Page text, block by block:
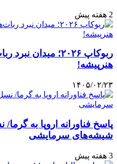
2 هفته پیش
ربوکاپ ۲۰۲۶؛
هنرپیشه!
۱۴۰۵/۰۲/۲۳
پاسخ فناورانه اروپا به
شیشه‌های سرمایشی
3 هفته پیش